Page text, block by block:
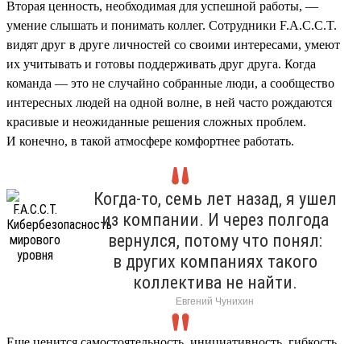
Вторая ценность, необходимая для успешной работы, —
умение слышать и понимать коллег. Сотрудники F.A.C.C.T.
видят друг в друге личностей со своими интересами, умеют
их учитывать и готовы поддерживать друг друга. Когда
команда — это не случайно собранные люди, а сообщество
интересных людей на одной волне, в ней часто рождаются
красивые и неожиданные решения сложных проблем.
И конечно, в такой атмосфере комфортнее работать.
Когда-то, семь лет назад, я ушел
из компании. И через полгода
вернулся, потому что понял:
в других компаниях такого
коллектива не найти.
Евгений Чунихин